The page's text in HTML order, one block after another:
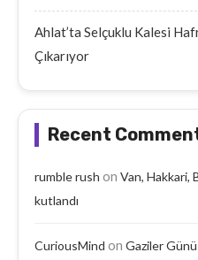
Ahlat’ta Selçuklu Kalesi
Çıkarıyor
Recent
rumble rush on Van, Hakkari,
kutlandı
CuriousMind on Gaziler